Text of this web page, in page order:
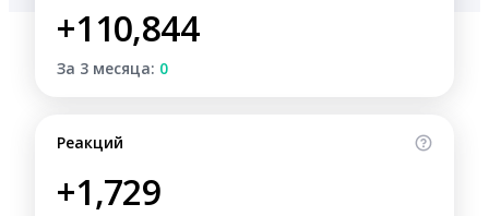
+110,844
За 3 месяца: 0
Реакций
+1,729